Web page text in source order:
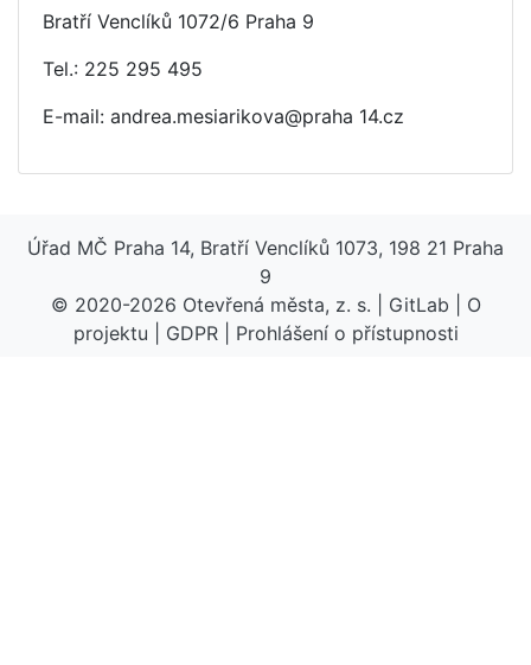
Bratří Venclíků 1072/6 Praha 9
Tel.: 225 295 495
E-mail: andrea.mesiarikova@praha 14.cz
Úřad MČ Praha 14, Bratří Venclíků 1073, 198 21 Praha
9
© 2020-2026 Otevřená města, z. s. GitLab
O
projektu
GDPR| Prohlášení o přístupnosti